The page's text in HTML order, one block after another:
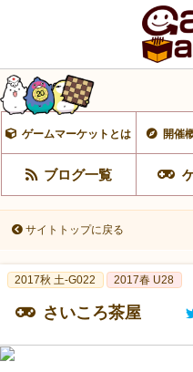
ゲームマーケットとは 開催
ブログ一覧
サイトトップに戻る
2017秋 土-G022 2017春 U28
さいころ茶屋